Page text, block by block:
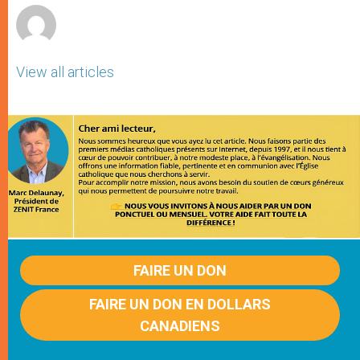
View all articles
FAIRE UN DON
FAIRE UN DON EN DOLLARS
CANADIENS